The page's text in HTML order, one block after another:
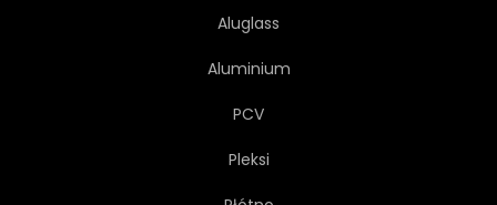
Aluglass
Aluminium
PCV
Pleksi